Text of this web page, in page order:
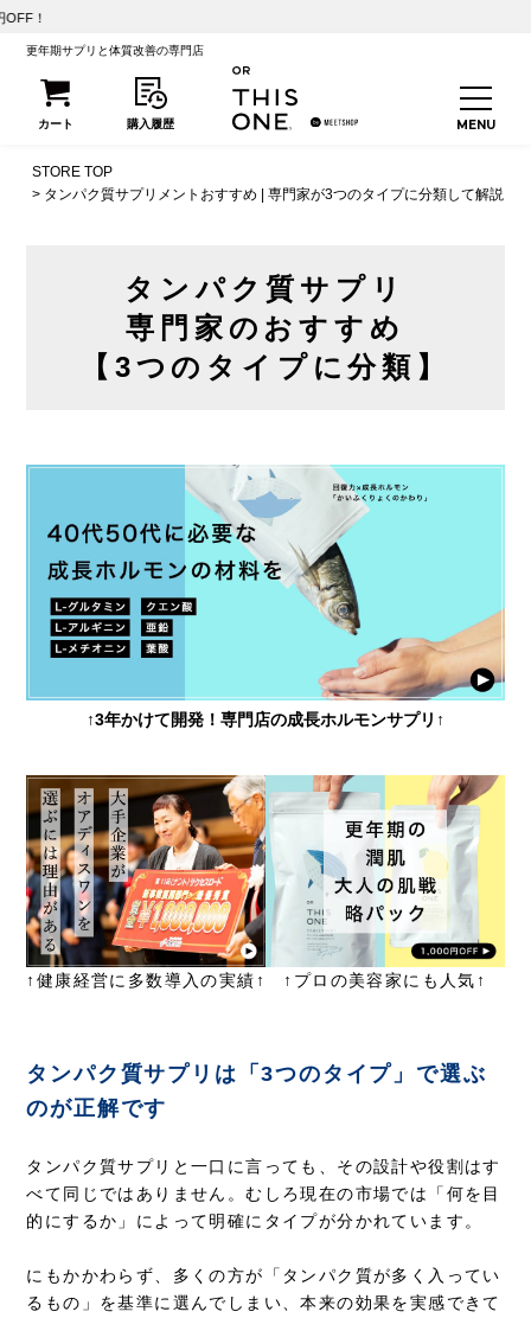
更年期サプリと体質改善の専門店
STORE TOP
タンパク質サプリメントおすすめ | 専門家が3つのタイプに分類して解説
タンパク質サプリ
専門家のおすすめ
【3つのタイプに分類】
↑3年かけて開発！専門店の成長ホルモンサプリ↑
↑健康経営に多数導入の実績↑ ↑プロの美容家にも人気↑
タンパク質サプリは「3つのタイプ」で選ぶ
のが正解です
タンパク質サプリと一口に言っても、その設計や役割はす
べて同じではありません。むしろ現在の市場では「何を目
的にするか」によって明確にタイプが分かれています。
にもかかわらず、多くの方が「タンパク質が多く入ってい
るもの」を基準に選んでしまい、本来の効果を実感できて